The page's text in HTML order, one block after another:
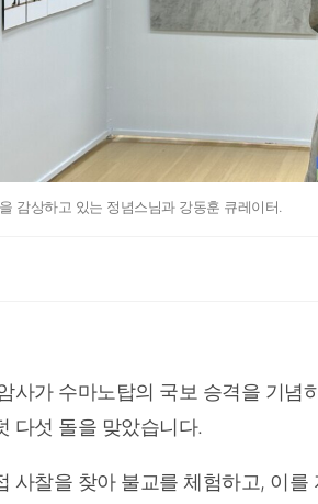
감상하고 있는 정념스님과 강동훈 큐레이터.
사가 수마노탑의 국보 승격을 기념
다섯 돌을 맞았습니다.
사찰을 찾아 불교를 체험하고, 이